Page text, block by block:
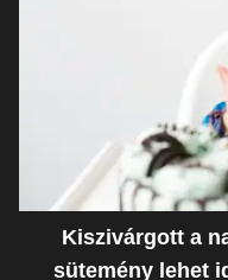
Kiszivárgott a
sütemény lehet